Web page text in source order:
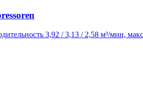
3,92 / 3,13 / 2,58 м³/мин,